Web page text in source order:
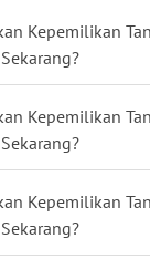
Kepemilikan
Kepemilikan
Kepemilikan